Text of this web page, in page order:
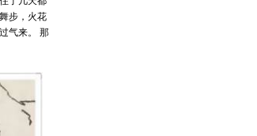
步，火花
气来。 那